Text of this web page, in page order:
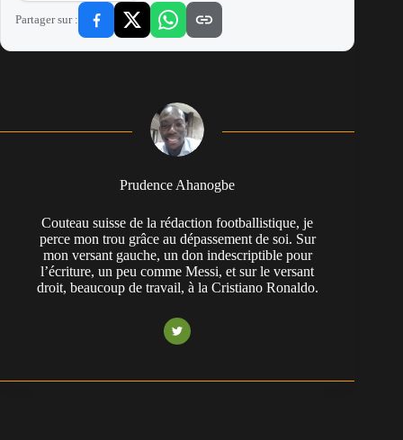
Partager sur :
Prudence Ahanogbe
Couteau suisse de la rédaction footballistique, je
perce mon trou grâce au dépassement de soi. Sur
mon versant gauche, un don indescriptible pour
l’écriture, un peu comme Messi, et sur le versant
droit, beaucoup de travail, à la Cristiano Ronaldo.